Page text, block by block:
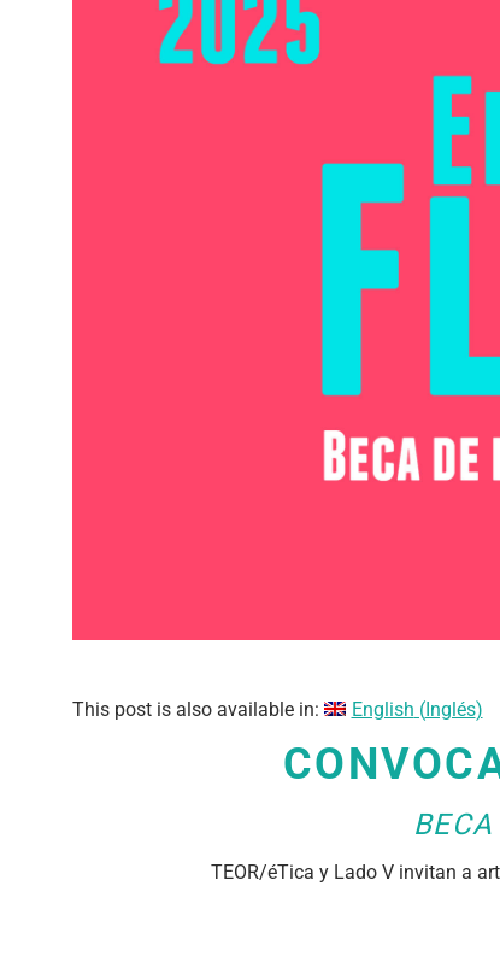
This post is also available in: English (Inglés)
TEOR/éTica y Lado V invitan a